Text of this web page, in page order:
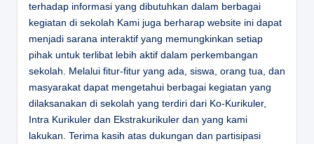
terhadap informasi yang dibutuhkan dalam berbagai
kegiatan di sekolah Kami juga berharap website ini dapat
menjadi sarana interaktif yang memungkinkan setiap
pihak untuk terlibat lebih aktif dalam perkembangan
sekolah. Melalui fitur-fitur yang ada, siswa, orang tua, dan
masyarakat dapat mengetahui berbagai kegiatan yang
dilaksanakan di sekolah yang terdiri dari Ko-Kurikuler,
Intra Kurikuler dan Ekstrakurikuler dan yang kami
lakukan. Terima kasih atas dukungan dan partisipasi